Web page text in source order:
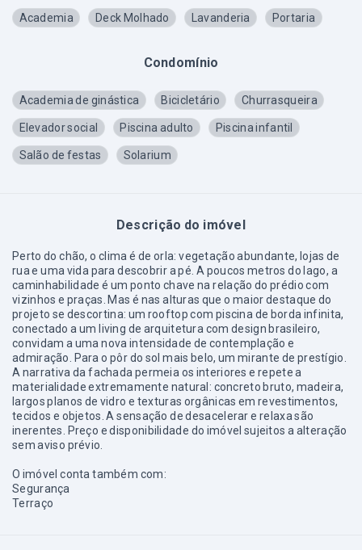
Academia Deck Molhado Lavanderia Portaria
Condomínio
Academia de ginástica Bicicletário Churrasqueira
Elevador social Piscina adulto Piscina infantil
Salão de festas Solarium
Descrição do imóvel
Perto do chão, o clima é de orla: vegetação abundante, lojas de
rua e uma vida para descobrir a pé. A poucos metros do lago, a
caminhabilidade é um ponto chave na relação do prédio com
vizinhos e praças. Mas é nas alturas que o maior destaque do
projeto se descortina: um rooftop com piscina de borda infinita,
conectado a um living de arquitetura com design brasileiro,
convidam a uma nova intensidade de contemplação e
admiração. Para o pôr do sol mais belo, um mirante de prestígio.
A narrativa da fachada permeia os interiores e repete a
materialidade extremamente natural: concreto bruto, madeira,
largos planos de vidro e texturas orgânicas em revestimentos,
tecidos e objetos. A sensação de desacelerar e relaxa são
inerentes. Preço e disponibilidade do imóvel sujeitos a alteração
sem aviso prévio.
O imóvel conta também com:
Segurança
Terraço